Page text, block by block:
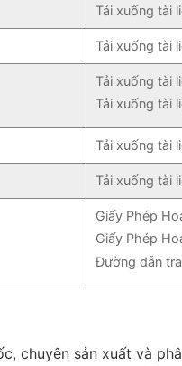
Tải xuống tài
Tải xuống tài
Tải xuống tài
Tải xuống tài
Tải xuống tài
Tải xuống tài
Giấy Phép
Giấy Phép
Đường dẫn
chuyên sản xuất và